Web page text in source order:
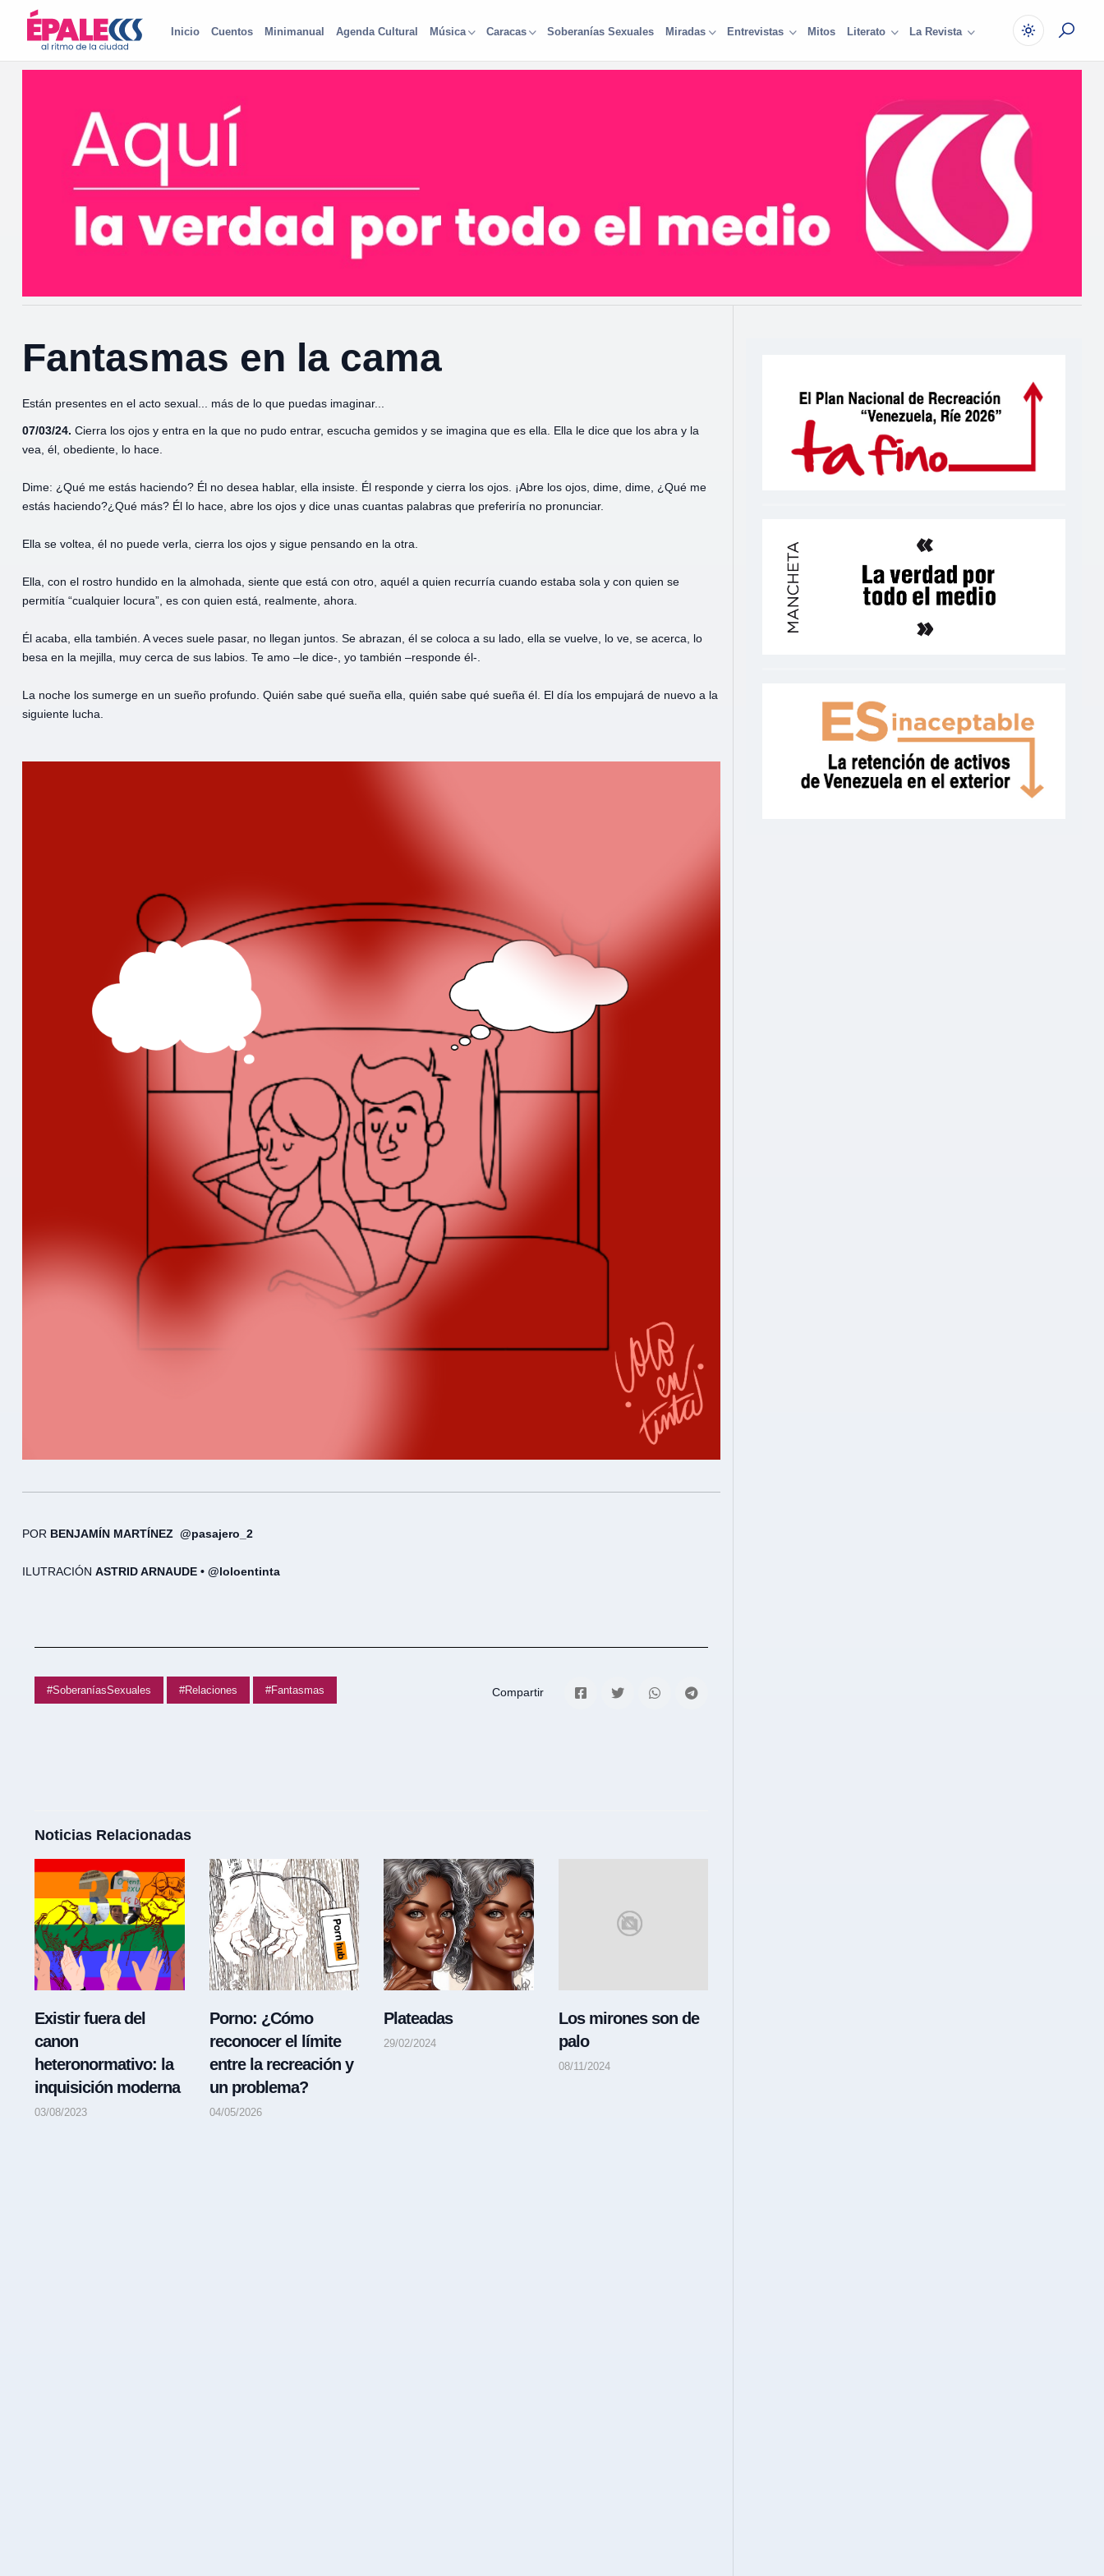
Inicio Cuentos Minimanual Agenda Cultural Música Caracas Soberanías Sexuales Miradas Entrevistas Mitos Literato La Revista
Fantasmas en la cama
Están presentes en el acto sexual... más de lo que puedas imaginar...
07/03/24. Cierra los ojos y entra en la que no pudo entrar, escucha gemidos y se imagina que es ella. Ella le dice que los abra y la
vea, él, obediente, lo hace.
Dime: ¿Qué me estás haciendo? Él no desea hablar, ella insiste. Él responde y cierra los ojos. ¡Abre los ojos, dime, dime, ¿Qué me
estás haciendo?¿Qué más? Él lo hace, abre los ojos y dice unas cuantas palabras que preferiría no pronunciar.
Ella se voltea, él no puede verla, cierra los ojos y sigue pensando en la otra.
Ella, con el rostro hundido en la almohada, siente que está con otro, aquél a quien recurría cuando estaba sola y con quien se
permitía “cualquier locura”, es con quien está, realmente, ahora.
Él acaba, ella también. A veces suele pasar, no llegan juntos. Se abrazan, él se coloca a su lado, ella se vuelve, lo ve, se acerca, lo
besa en la mejilla, muy cerca de sus labios. Te amo –le dice-, yo también –responde él-.
La noche los sumerge en un sueño profundo. Quién sabe qué sueña ella, quién sabe qué sueña él. El día los empujará de nuevo a la
siguiente lucha.
POR BENJAMÍN MARTÍNEZ @pasajero_2
ILUTRACIÓN ASTRID ARNAUDE • @loloentinta
#SoberaníasSexuales #Relaciones #Fantasmas Compartir
Noticias Relacionadas
Existir fuera del
canon
heteronormativo: la
inquisición moderna
03/08/2023
Porno: ¿Cómo
reconocer el límite
entre la recreación y
un problema?
04/05/2026
Plateadas
29/02/2024
Los mirones son de
palo
08/11/2024